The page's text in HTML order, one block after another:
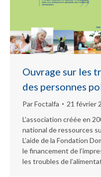
Ouvrage sur les
des personnes
ParFoctalfa
21 février
L’association créée en
national de ressources
L’aide de la Fondation
le financement de
les troubles de